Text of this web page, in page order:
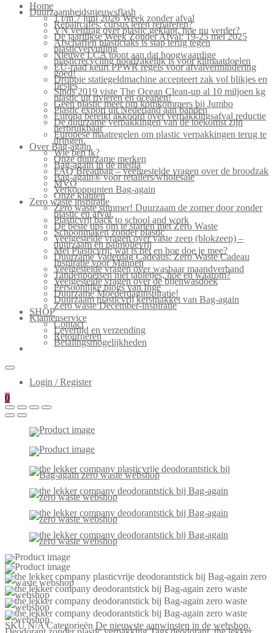
Home
Duurzaamheidsnieuwsflash
1 t/m 7 juni 2026 Week zonder afval
Repaircafés: cursus leren repareren?
VN verdrag over plastic geklapt, hoe nu verder?
De jaarlijkse Week Zonder Afval: 19-25 mei 2025
Afschaffen plastictaks is stap terug tegen
plasticvervuiling
Nieuwe LCA toont aan dat hoogwaardige
plasticrecycling noodzakelijk is voor klimaatdoelen
EU-raad keurt PPWR regels voor afvalvermindering
goed!
Droppie statiegeldmachine accepteert zak vol blikjes en
flesjes
Sinds 2019 viste The Ocean Clean-up al 10 miljoen kg
plastic uit rivieren en oceanen!
Geen plastic meer om komkommers bij Jumbo
Plastic export uit Nederland aan banden
Europa bereikt akkoord over verpakkingsafval reductie
De duurzame verpakkingen van de toekomst zijn
herbruikbaar
Europese maatregelen om plastic verpakkingen terug te
dringen.
Over Bag-again
Wie ben ik?
Onze duurzame merken
Bag-again in de media
FAQ Breadbag – veelgestelde vragen over de broodzak
Bag-again® voor retailers/wholesale
MVO
Verkooppunten Bag-again
Onze klanten
Zero waste inspiratie
Zero waste summer! Duurzaam de zomer door zonder
plastic en afval.
Plasticvrij back to school and work
De beste tips om te starten met Zero Waste
Schoonmaken zonder plastic
Veelgestelde vragen over vaste zeep (blokzeep) –
duurzaam en palmolievrij
Mei Plasticvrij: wat is het en hoe doe je mee?
Duurzame Vaderdag Cadeaus: Zero Waste Cadeau
Inspiratie voor Mannen
Veelgestelde vragen over wasbaar maandverband
Tandenpoetsen met tabletjes, hoe en waarom?
Veelgestelde vragen over de bijenwasdoek
Persoonlijke blogs van Inge
Duurzame Moederdaginspiratie!
Duurzaam plasticvrij kerstpakket van Bag-again
Zero waste December-inspiratie
SHOP
Klantenservice
Contact
Levertijd en verzending
Retourneren
Betalingsmogelijkheden
Login / Register
0
SKUN/ACategorieën De nieuwste aanwinsten in de webshop,